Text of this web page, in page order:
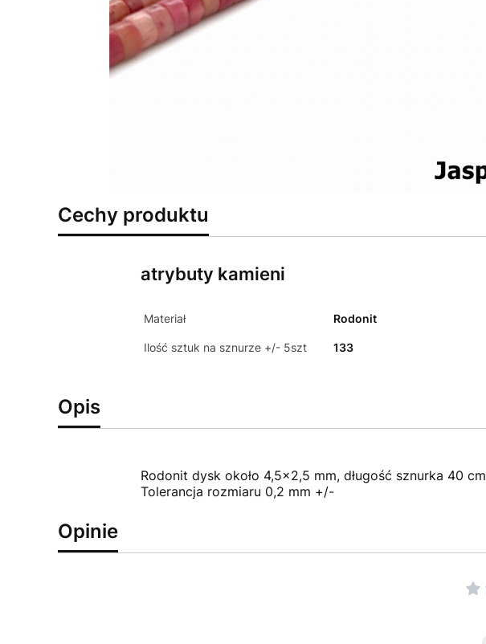
Cechy produktu
atrybuty kamieni
Materiał Rodonit
Ilość sztuk na sznurze +/- 5szt 133
Opis
Rodonit dysk około 4,5x2,5 mm, długość sznurka 40 cm
Tolerancja rozmiaru 0,2 mm +/-
Opinie